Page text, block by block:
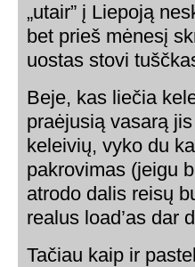
„utair” į Liepoją
bet prieš mėnesį
uostas stovi
Beje, kas liečia
praėjusią vasarą
keleivių, vyko du
pakrovimas (jeigu
atrodo dalis reisų
realus load’as dar
Tačiau kaip ir